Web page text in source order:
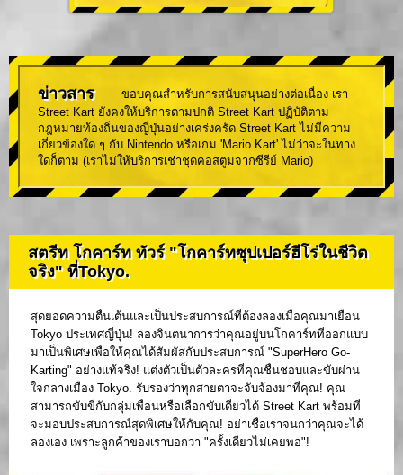
ข่าวสาร
ขอบคุณสำหรับการสนับสนุนอย่างต่อเนื่อง เรา
Street Kart ยังคงให้บริการตามปกติ Street Kart ปฏิบัติตาม
กฎหมายท้องถิ่นของญี่ปุ่นอย่างเคร่งครัด Street Kart ไม่มีความ
เกี่ยวข้องใด ๆ กับ Nintendo หรือเกม 'Mario Kart' ไม่ว่าจะในทาง
ใดก็ตาม (เราไม่ให้บริการเช่าชุดคอสตูมจากซีรีย์ Mario)
สตรีท โกคาร์ท ทัวร์ "โกคาร์ทซุปเปอร์ฮีโร่ในชีวิต
จริง" ที่Tokyo.
สุดยอดความตื่นเต้นและเป็นประสบการณ์ที่ต้องลองเมื่อคุณมาเยือน
Tokyo ประเทศญี่ปุ่น! ลองจินตนาการว่าคุณอยู่บนโกคาร์ทที่ออกแบบ
มาเป็นพิเศษเพื่อให้คุณได้สัมผัสกับประสบการณ์ "SuperHero Go-
Karting" อย่างแท้จริง! แต่งตัวเป็นตัวละครที่คุณชื่นชอบและขับผ่าน
ใจกลางเมือง Tokyo. รับรองว่าทุกสายตาจะจับจ้องมาที่คุณ! คุณ
สามารถขับขี่กับกลุ่มเพื่อนหรือเลือกขับเดี่ยวได้ Street Kart พร้อมที่
จะมอบประสบการณ์สุดพิเศษให้กับคุณ! อย่าเชื่อเราจนกว่าคุณจะได้
ลองเอง เพราะลูกค้าของเราบอกว่า "ครั้งเดียวไม่เคยพอ"!